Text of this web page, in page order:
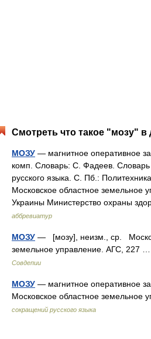
Смотреть что такое "мозу" в
МОЗУ — магнитное оперативное
комп. Словарь: С. Фадеев.
русского языка. С. Пб.:
Московское областное
Украины Министерство охраны
аббревиатур
МОЗУ — [мозу], неизм., ср.
земельное управление. АГС, 227
Совдепии
МОЗУ — магнитное оперативное
Московское областное земельное
сокращений русского языка